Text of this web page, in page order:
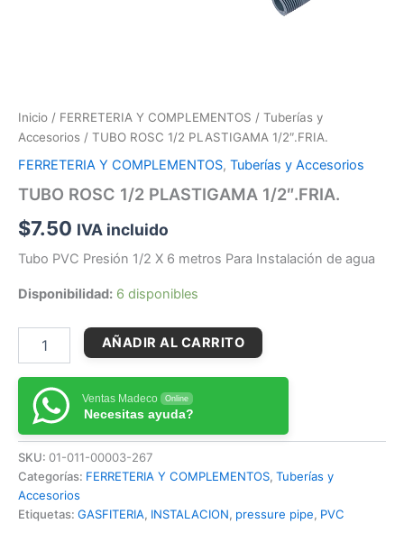
Inicio / FERRETERIA Y COMPLEMENTOS / Tuberías y
Accesorios / TUBO ROSC 1/2 PLASTIGAMA 1/2″.FRIA.
FERRETERIA Y COMPLEMENTOS, Tuberías y Accesorios
TUBO ROSC 1/2 PLASTIGAMA 1/2″.FRIA.
$7.50 IVA incluido
Tubo PVC Presión 1/2 X 6 metros Para Instalación de agua
Disponibilidad: 6 disponibles
AÑADIR AL CARRITO
Ventas Madeco Online
Necesitas ayuda?
SKU: 01-011-00003-267
Categorías: FERRETERIA Y COMPLEMENTOS, Tuberías y
Accesorios
Etiquetas: GASFITERIA, INSTALACION, pressure pipe, PVC